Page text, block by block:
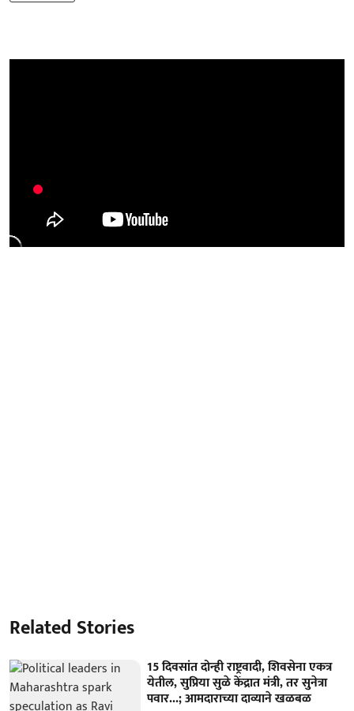
Related Stories
15 दिवसांत दोन्ही राष्ट्रवादी, शिवसेना एकत्र
येतील, सुप्रिया सुळे केंद्रात मंत्री, तर सुनेत्रा
पवार...; आमदाराच्या दाव्याने खळबळ